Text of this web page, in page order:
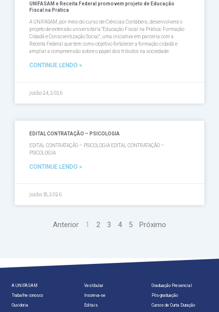
UNIFASAM e Receita Federal promovem projeto de Educação
Fiscal na Prática
A UNIFASAM, por meio do curso de Ciências Contábeis, desenvolverá o
projeto de extensão universitária “Educação Fiscal na Prática: Formação
Cidadã e Conscientização Social”, uma iniciativa em parceria com a
Receita Federal que tem como objetivo fortalecer a formação cidadã e
ampliar a compreensão sobre o papel dos tributos na sociedade.
CONTINUE LENDO »
junho 24, 2026
EDITAL CONTRATAÇÃO – PSICOLOGIA
EDITAL CONTRATAÇÃO – PSICOLOGIA EDITAL CONTRATAÇÃO –
PSICOLOGIA
CONTINUE LENDO »
junho 18, 2026
Anterior 1 2 3 4 5 Próximo
A UNIFASAM
Trabalhe conosco
Ouvidoria
Vestibular
Inscreva-se
Editais
Graduação Presencial
Pós-graduação
Cursos de Curta Duração